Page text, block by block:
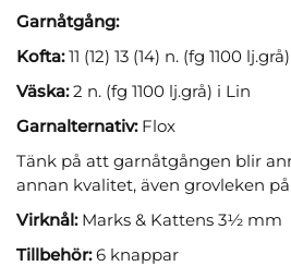
Garnåtgång:
Kofta:11 (12) 13 (14) n. (fg 1100
Väska:2 n. (fg 1100 lj.grå) i Lin
Garnalternativ:Flox
Tänk på att garnåtgången blir
annan kvalitet, även grovleken
Virknål: Marks & Kattens 3½ mm
Tillbehör:6 knappar